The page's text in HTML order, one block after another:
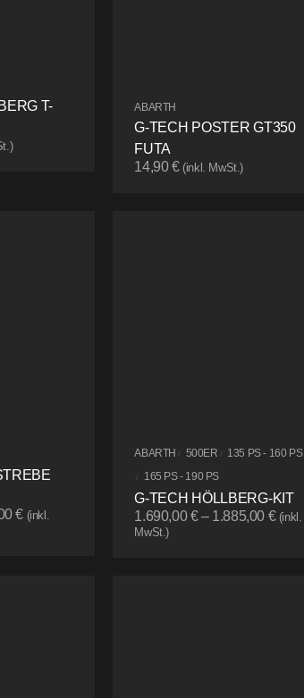
T-
ABARTH
G-TECH POSTER GT350
FUTA
14,90€ (inkl. MwSt.)
€ (inkl.
ABARTH / 500ER / 135 PS - 160 PS
/ 165 PS - 190 PS
G-TECH HÖLLBERG-KIT
1.690,00€– 1.885,00 € (inkl.
MwSt.)